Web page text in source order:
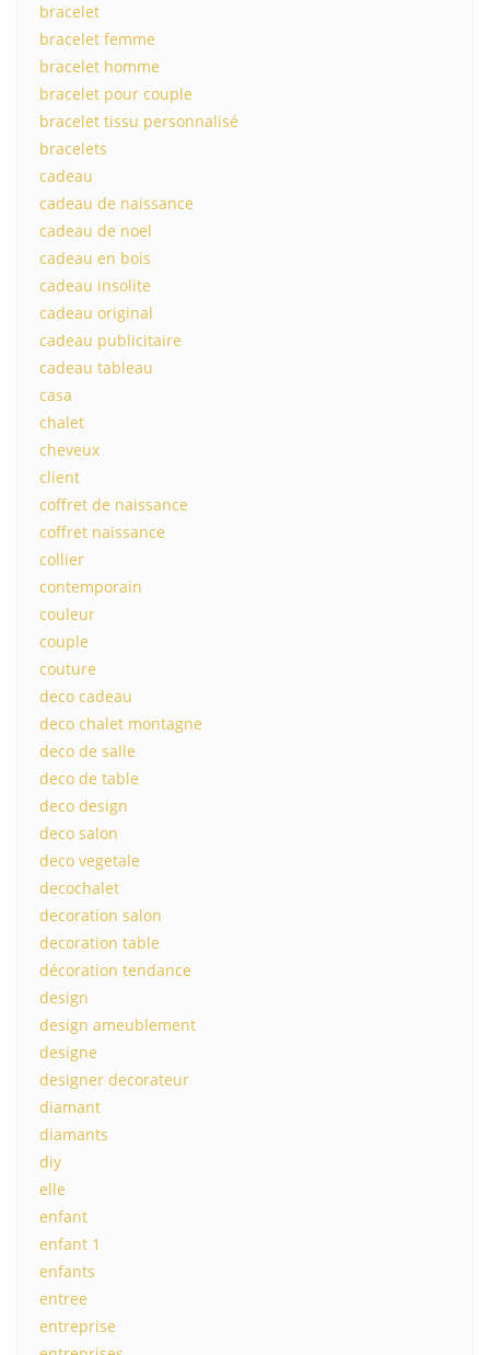
bracelet
bracelet femme
bracelet homme
bracelet pour couple
bracelet tissu personnalisé
bracelets
cadeau
cadeau de naissance
cadeau de noel
cadeau en bois
cadeau insolite
cadeau original
cadeau publicitaire
cadeau tableau
casa
chalet
cheveux
client
coffret de naissance
coffret naissance
collier
contemporain
couleur
couple
couture
deco cadeau
deco chalet montagne
deco de salle
deco de table
deco design
deco salon
deco vegetale
decochalet
decoration salon
decoration table
décoration tendance
design
design ameublement
designe
designer decorateur
diamant
diamants
diy
elle
enfant
enfant 1
enfants
entree
entreprise